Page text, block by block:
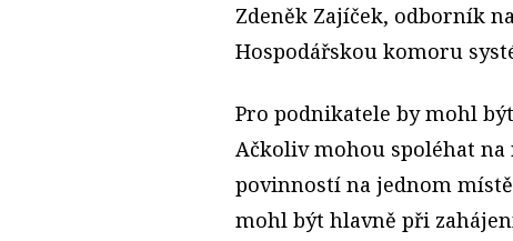
Zdeněk Zajíček, odborník
Hospodářskou komoru
Pro podnikatele by mohl
Ačkoliv mohou spoléhat
povinností na jednom
mohl být hlavně při